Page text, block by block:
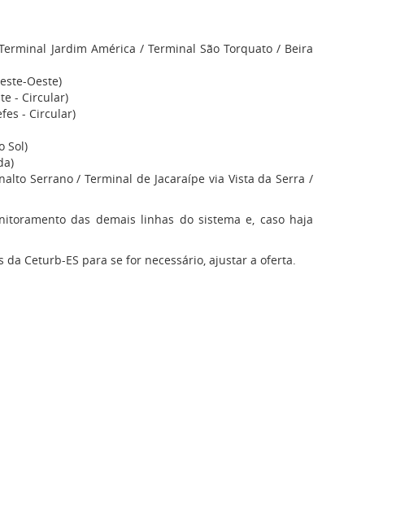
Jardim América / Terminal São Torquato / Beira
Oeste)
- Circular)
- Circular)
Sol)
Serrano / Terminal de Jacaraípe via Vista da Serra /
das demais linhas do sistema e, caso haja
Ceturb-ES para se for necessário, ajustar a oferta.